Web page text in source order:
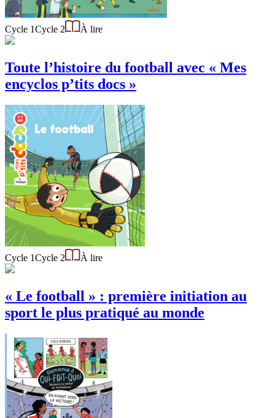
Cycle 1Cycle 2 À lire
Toute l’histoire du football avec « Mes
encyclos p’tits docs »
Cycle 1Cycle 2 À lire
« Le football » : première initiation au
sport le plus pratiqué au monde